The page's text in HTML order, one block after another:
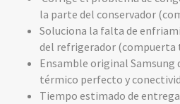
la parte del conservador
Soluciona la falta de
del refrigerador (compuerta
Ensamble original Samsung
térmico perfecto y
Tiempo estimado de entrega